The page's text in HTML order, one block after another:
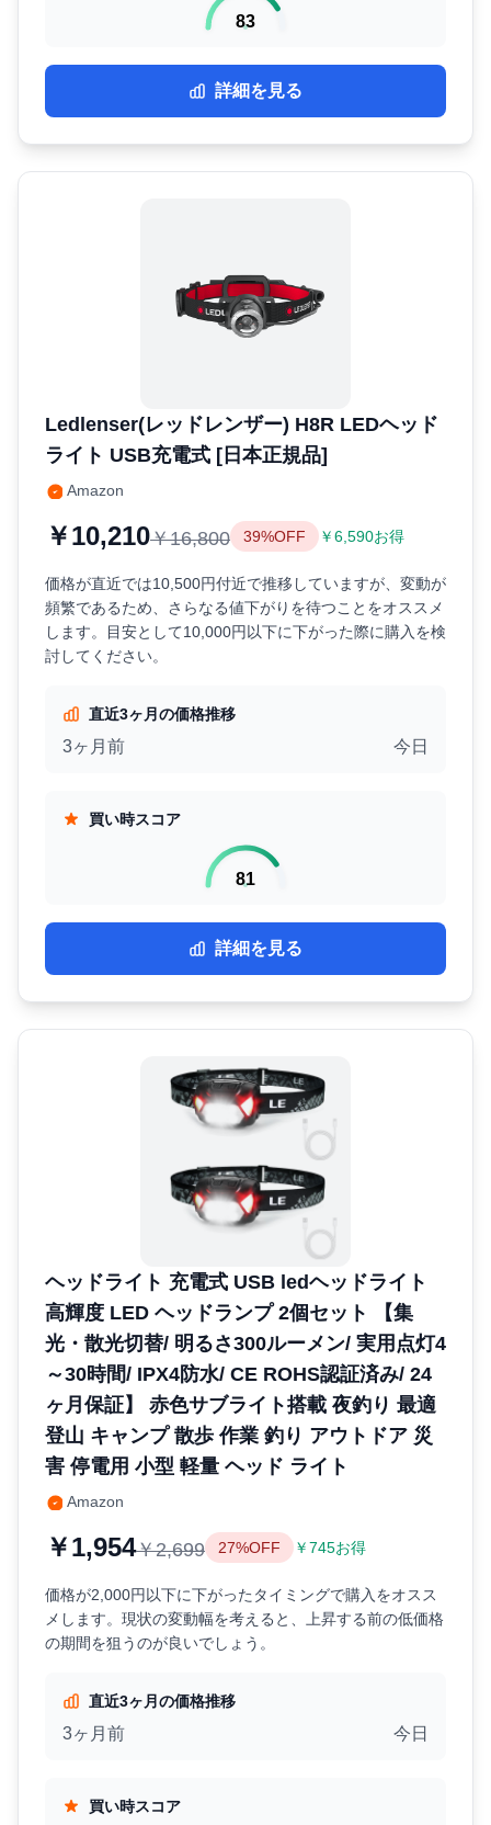
83
詳細を見る
Ledlenser(レッドレンザー) H8R LEDヘッド
ライト USB充電式 [日本正規品]
Amazon
￥10,210￥16,800 39%OFF ￥6,590お得
価格が直近では10,500円付近で推移していますが、変動が
頻繁であるため、さらなる値下がりを待つことをオススメ
します。目安として10,000円以下に下がった際に購入を検
討してください。
直近3ヶ月の価格推移
3ヶ月前 今日
買い時スコア
81
詳細を見る
ヘッドライト 充電式 USB ledヘッドライト
高輝度 LED ヘッドランプ 2個セット 【集
光・散光切替/ 明るさ300ルーメン/ 実用点灯4
～30時間/ IPX4防水/ CE ROHS認証済み/ 24
ヶ月保証】 赤色サブライト搭載 夜釣り 最適
登山 キャンプ 散歩 作業 釣り アウトドア 災
害 停電用 小型 軽量 ヘッド ライト
Amazon
￥1,954￥2,699 27%OFF ￥745お得
価格が2,000円以下に下がったタイミングで購入をオスス
メします。現状の変動幅を考えると、上昇する前の低価格
の期間を狙うのが良いでしょう。
直近3ヶ月の価格推移
3ヶ月前 今日
買い時スコア